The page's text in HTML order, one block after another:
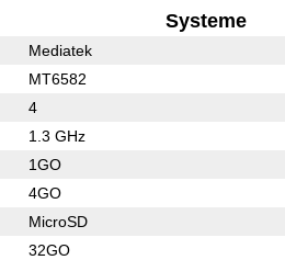
Systeme
Mediatek
MT6582
4
1.3 GHz
1GO
4GO
MicroSD
32GO